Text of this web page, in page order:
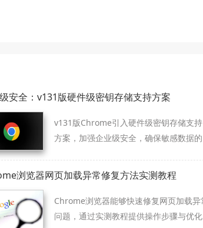
安全：v131版硬件级密钥存储支持方案
v131版Chrome引入硬件级密钥存储支持
方案，加强企业级安全，确保敏感数据的
中的安全性。
浏览器网页加载异常修复方法实测教程
Chrome浏览器能够快速修复网页加载异
问题，通过实测教程提供操作步骤与优化